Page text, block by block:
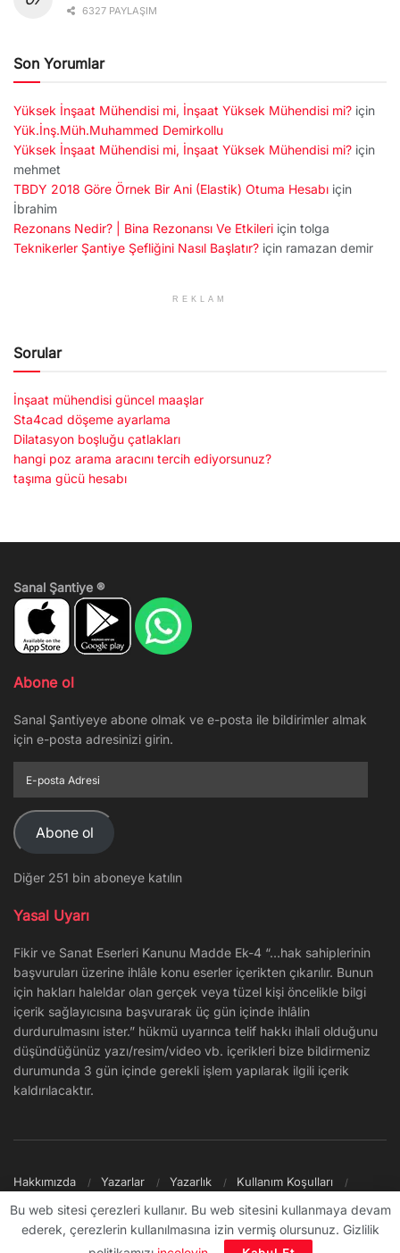
6327 PAYLAŞIM
Son Yorumlar
Yüksek İnşaat Mühendisi mi, İnşaat Yüksek Mühendisi mi? için
Yük.İnş.Müh.Muhammed Demirkollu
Yüksek İnşaat Mühendisi mi, İnşaat Yüksek Mühendisi mi? için
mehmet
TBDY 2018 Göre Örnek Bir Ani (Elastik) Otuma Hesabı için
İbrahim
Rezonans Nedir? | Bina Rezonansı Ve Etkileri için tolga
Teknikerler Şantiye Şefliğini Nasıl Başlatır? için ramazan demir
REKLAM
Sorular
İnşaat mühendisi güncel maaşlar
Sta4cad döşeme ayarlama
Dilatasyon boşluğu çatlakları
hangi poz arama aracını tercih ediyorsunuz?
taşıma gücü hesabı
Sanal Şantiye ®
Abone ol
Sanal Şantiyeye abone olmak ve e-posta ile bildirimler almak
için e-posta adresinizi girin.
posta
Adresi
Abone ol
Diğer 251 bin aboneye katılın
Yasal Uyarı
Fikir ve Sanat Eserleri Kanunu Madde Ek-4 “…hak sahiplerinin
başvuruları üzerine ihlâle konu eserler içerikten çıkarılır. Bunun
için hakları haleldar olan gerçek veya tüzel kişi öncelikle bilgi
içerik sağlayıcısına başvurarak üç gün içinde ihlâlin
durdurulmasını ister.” hükmü uyarınca telif hakkı ihlali olduğunu
düşündüğünüz yazı/resim/video vb. içerikleri bize bildirmeniz
durumunda 3 gün içinde gerekli işlem yapılarak ilgili içerik
kaldırılacaktır.
Hakkımızda Yazarlar Yazarlık
Kullanım Koşulları
© 2009 - ∞ Sanal Şantiye
Bu web sitesi çerezleri kullanır. Bu web sitesini kullanmaya devam
ederek, çerezlerin kullanılmasına izin vermiş olursunuz. Gizlilik